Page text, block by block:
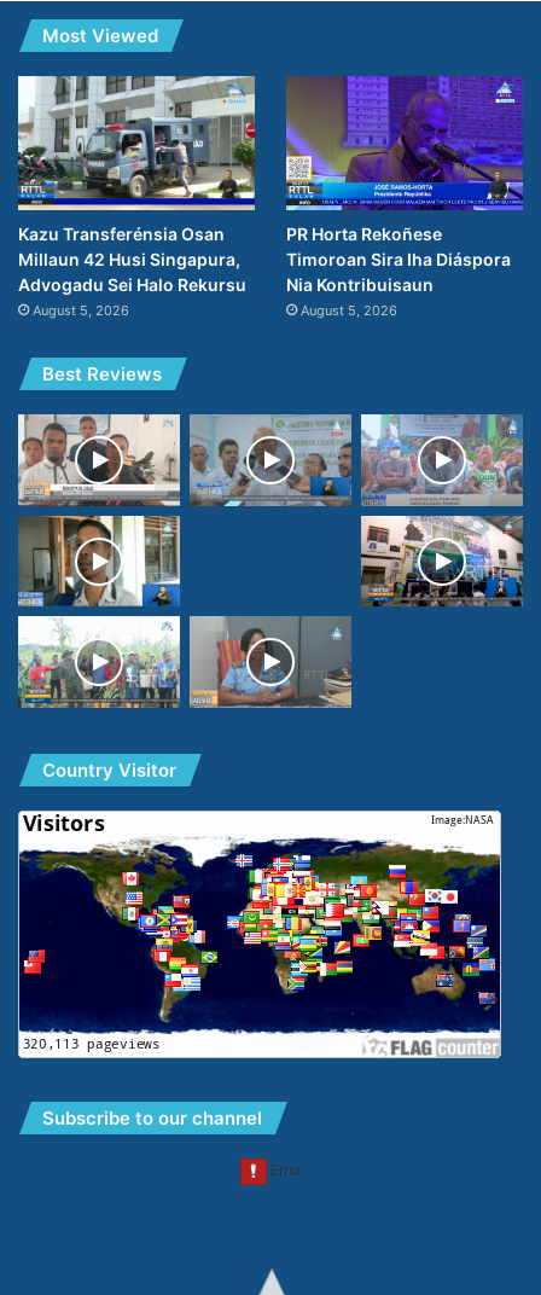
Most Viewed
Kazu Transferénsia Osan
Millaun 42 Husi Singapura,
Advogadu Sei Halo Rekursu
August 5, 2026
PR Horta Rekoñese
Timoroan Sira Iha Diáspora
Nia Kontribuisaun
August 5, 2026
Best Reviews
Country Visitor
Subscribe to our channel